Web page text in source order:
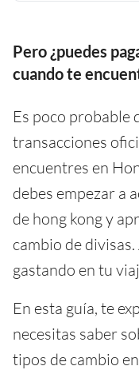
Pero ¿puedes
cuando te
Es poco probable
transacciones
encuentres en
debes empezar a
de hong kong y
cambio de
gastando en tu
En esta guía, te
necesitas saber
tipos de cambio